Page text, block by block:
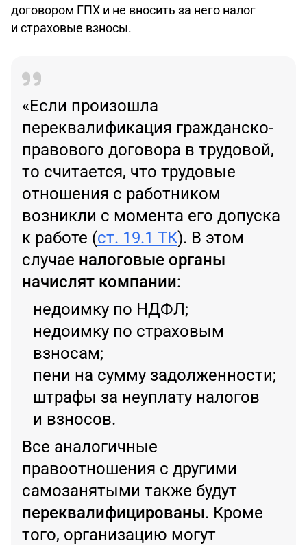
договором ГПХ и не вносить за него налог
и страховые взносы.
«Если произошла
переквалификация гражданско-
правового договора в трудовой,
то считается, что трудовые
отношения с работником
возникли с момента его допуска
к работе (ст. 19.1 ТК). В этом
случае налоговые органы
начислят компании:
недоимку по НДФЛ;
недоимку по страховым
взносам;
пени на сумму задолженности;
штрафы за неуплату налогов
и взносов.
Все аналогичные
правоотношения с другими
самозанятыми также будут
переквалифицированы. Кроме
того, организацию могут